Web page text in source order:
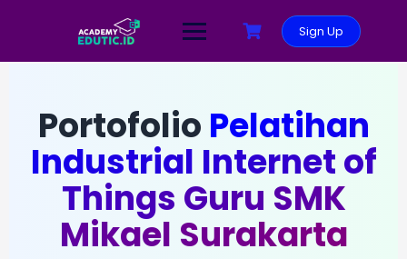
Sign Up
Portofolio Pelatihan
Industrial Internet of
Things Guru SMK
Mikael Surakarta